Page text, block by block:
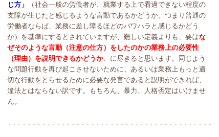
じ方」
（社会一般の労働者が、就業する上で看過できない程度の
支障が生じたと感じるような言動であるかどうか、つまり普通の
労働者ならば、業務に差し障るほどのパワハラと感じるかどう
か）を基準にするとされていますが、難しい定義よりも、要はな
ぜそのような言動（注意の仕方）をしたのかの業務上の必要性
（理由）を説明できるかどうか、に尽きると思います。同じよう
な問題行動を再び起こさせないために、あるいは業務上もっと適
切な行動をとらせるために必要な発言であると説明ができれば、
違法とはならない訳です。もちろん、暴力、人格否定はいけませ
ん。